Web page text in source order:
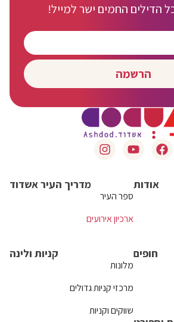
הדילים החמים ישר למייל!
הרשמה
אודות מדריך העיר אשדוד
ספר העיר
ארכיון אירועים
חופים קניות ולינה
מלונות
מרכזי קניות גדולים
שווקים וקניות